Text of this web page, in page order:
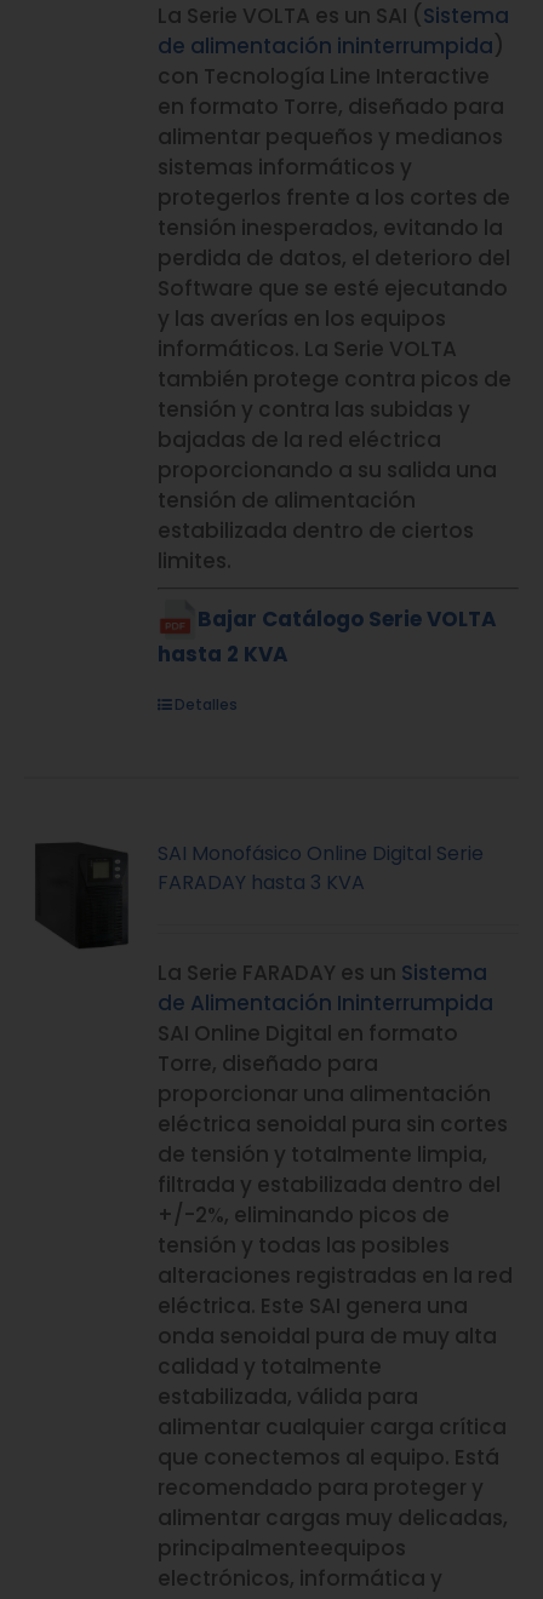
La Serie VOLTA es un SAI (Sistema
de alimentación ininterrumpida)
con Tecnología Line Interactive
en formato Torre, diseñado para
alimentar pequeños y medianos
sistemas informáticos y
protegerlos frente a los cortes de
tensión inesperados, evitando la
perdida de datos, el deterioro del
Software que se esté ejecutando
y las averías en los equipos
informáticos. La Serie VOLTA
también protege contra picos de
tensión y contra las subidas y
bajadas de la red eléctrica
proporcionando a su salida una
tensión de alimentación
estabilizada dentro de ciertos
limites.
Bajar Catálogo Serie VOLTA
hasta 2 KVA
Detalles
SAI Monofásico Online Digital Serie
FARADAY hasta 3 KVA
La Serie FARADAY es un Sistema
de Alimentación Ininterrumpida
SAI Online Digital en formato
Torre, diseñado para
proporcionar una alimentación
eléctrica senoidal pura sin cortes
de tensión y totalmente limpia,
filtrada y estabilizada dentro del
+/-2%, eliminando picos de
tensión y todas las posibles
alteraciones registradas en la red
eléctrica. Este SAI genera una
onda senoidal pura de muy alta
calidad y totalmente
estabilizada, válida para
alimentar cualquier carga crítica
que conectemos al equipo. Está
recomendado para proteger y
alimentar cargas muy delicadas,
principalmenteequipos
electrónicos, informática y